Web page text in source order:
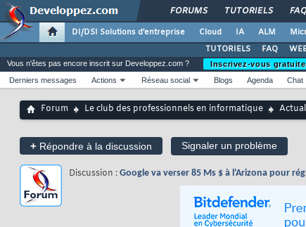
FORUMS TUTORIELS
DI/DSI Solutions d'entreprise Cloud IA ALM
TUTORIELS
FAQ
Vous n'êtes pas encore inscrit sur Developpez.com ?
Inscrivez-vous
Derniers messages
Actions Réseau social Blogs Agenda Chat
Forum Le club des professionnels en informatique
+ Répondre à la discussion Signaler un problème
Discussion : Google va verser 85 Ms $ à l'Arizona pour